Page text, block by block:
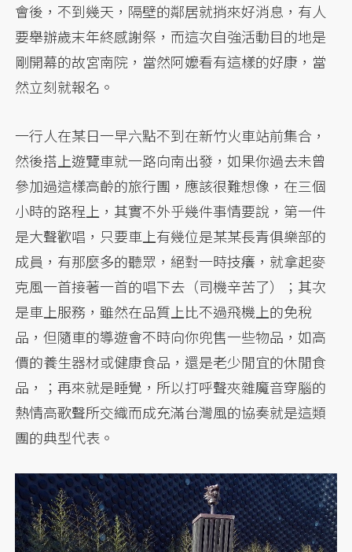
會後，不到幾天，隔壁的鄰居就捎來好消息，有人
要舉辦歲末年終感謝祭，而這次自強活動目的地是
剛開幕的故宮南院，當然阿嬤看有這樣的好康，當
然立刻就報名。
一行人在某日一早六點不到在新竹火車站前集合，
然後搭上遊覽車就一路向南出發，如果你過去未曾
參加過這樣高齡的旅行團，應該很難想像，在三個
小時的路程上，其實不外乎幾件事情要說，第一件
是大聲歡唱，只要車上有幾位是某某長青俱樂部的
成員，有那麼多的聽眾，絕對一時技癢，就拿起麥
克風一首接著一首的唱下去（司機辛苦了）；其次
是車上服務，雖然在品質上比不過飛機上的免稅
品，但隨車的導遊會不時向你兜售一些物品，如高
價的養生器材或健康食品，還是老少閒宜的休閒食
品，；再來就是睡覺，所以打呼聲夾雜魔音穿腦的
熱情高歌聲所交織而成充滿台灣風的協奏就是這類
團的典型代表。